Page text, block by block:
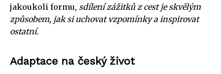
jakoukoli formu, sdílení zážitků z cest je skvělým
způsobem, jak si uchovat vzpomínky a inspirovat
ostatní.
Adaptace na český život